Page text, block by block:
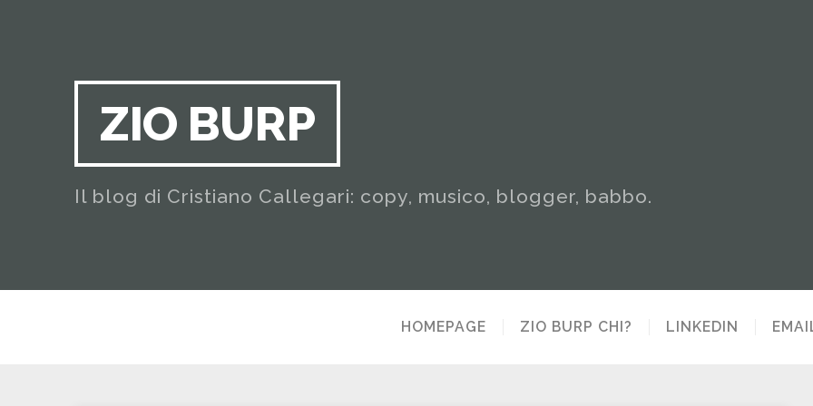
ZIO BURP
Il blog di Cristiano Callegari: copy, musico, blogger, babbo.
HOMEPAGE ZIO BURP CHI? LINKEDIN